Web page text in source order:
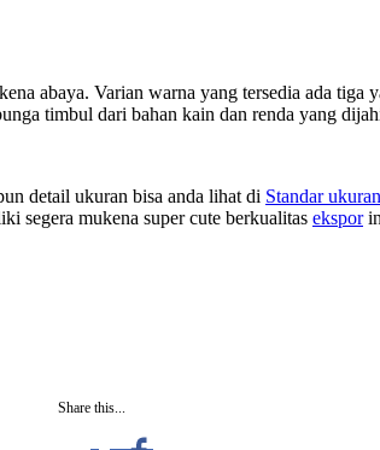
abaya. Varian warna yang tersedia ada
timbul dari bahan kain dan renda yang
detail ukuran bisa anda lihat di Standar
segera mukena super cute berkualitas ekspor
Share this...